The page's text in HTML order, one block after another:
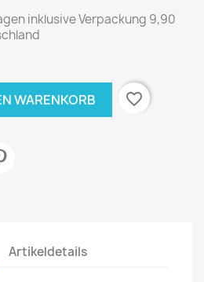
inklusive Verpackung 9,90
WARENKORB favorite_border
Artikeldetails